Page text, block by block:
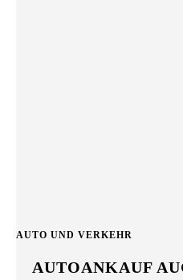
AUTO UND VERKEHR
AUTOANKAUF